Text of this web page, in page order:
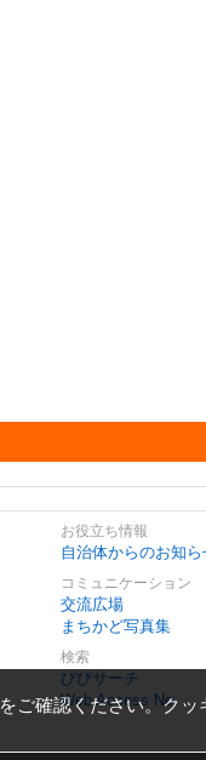
お役立ち情報
自治体からのお知ら
コミュニケーション
交流広場
まちかど写真集
検索
びびサーチ
Web Access No.
をご確認ください。ク